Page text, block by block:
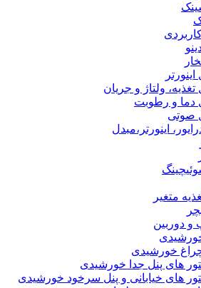
ولتاژ و جریان
دما و رطوبت
صوتی
اینورتر،مبدل
متغیر
دوربین
خورشیدی
های پنل جدا خورشیدی
های خیابانی و پنل سرخود خورشیدی